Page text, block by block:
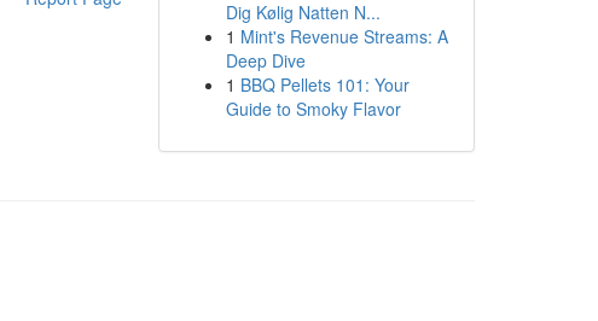
Dig Kølig Natten N...
1 Mint's Revenue Streams: A
Deep Dive
1 BBQ Pellets 101: Your
Guide to Smoky Flavor